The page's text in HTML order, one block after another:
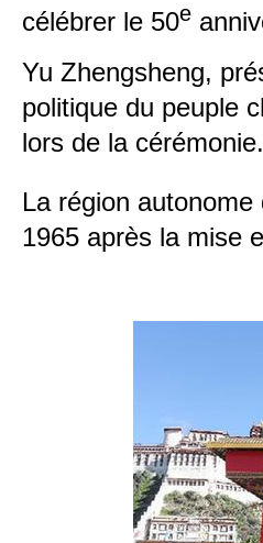
célébrer le 50e
Yu Zhengsheng,
politique du peuple
lors de la cérémonie.
La région
1965 après la mise